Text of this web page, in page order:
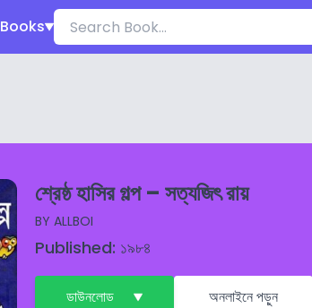
Books
শ্রেষ্ঠ হাসির গল্প – সত্যজিৎ রায়
BY ALLBOI
Published: ১৯৮৪
ডাউনলোড অনলাইনে পড়ুন